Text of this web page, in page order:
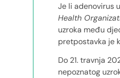
Je li adenovirus
Health
uzroka među
pretpostavka je
Do 21. travnja
nepoznatog